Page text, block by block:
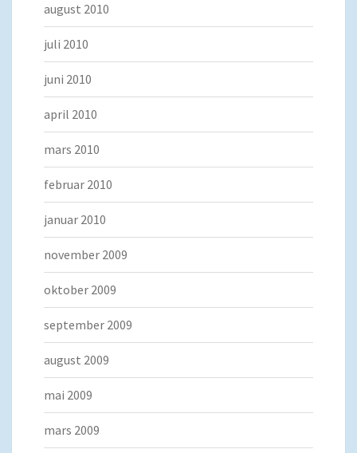
august 2010
juli 2010
juni 2010
april 2010
mars 2010
februar 2010
januar 2010
november 2009
oktober 2009
september 2009
august 2009
mai 2009
mars 2009